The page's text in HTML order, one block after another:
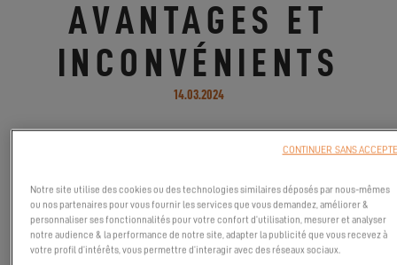
AVANTAGES ET
INCONVÉNIENTS
14.03.2024
Des coques légères et efficaces qui séduiront les propriétaires à
d'espace.
Notre site utilise des cookies ou des technologies similaires déposés par nous-mêmes
ou nos partenaires pour vous fournir les services que vous demandez, améliorer &
personnaliser ses fonctionnalités pour votre confort d’utilisation, mesurer et analyser
notre audience & la performance de notre site, adapter la publicité que vous recevez à
votre profil d’intérêts, vous permettre d’interagir avec des réseaux sociaux.
CONTINUER SANS